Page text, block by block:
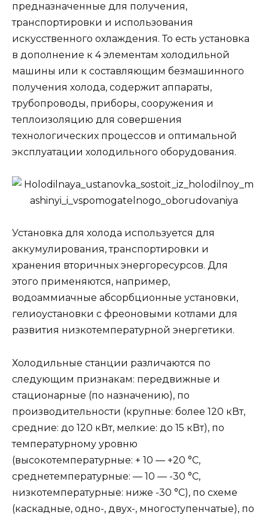
предназначенные для получения,
транспортировки и использования
искусственного охлаждения. То есть установка
в дополнение к 4 элементам холодильной
машины или к составляющим безмашинного
получения холода, содержит аппараты,
трубопроводы, приборы, сооружения и
теплоизоляцию для совершения
технологических процессов и оптимальной
эксплуатации холодильного оборудования.
Установка для холода используется для
аккумулирования, транспортировки и
хранения вторичных энергоресурсов. Для
этого применяются, например,
водоаммиачные абсорбционные установки,
гелиоустановки с фреоновыми котлами для
развития низкотемпературной энергетики.
Холодильные станции различаются по
следующим признакам: передвижные и
стационарные (по назначению), по
производительности (крупные: более 120 кВт,
средние: до 120 кВт, мелкие: до 15 кВт), по
температурному уровню
(высокотемпературные: + 10 — +20 °C,
среднетемпературные: — 10 — -30 °C,
низкотемпературные: ниже -30 °C), по схеме
(каскадные, одно-, двух-, многоступенчатые), по